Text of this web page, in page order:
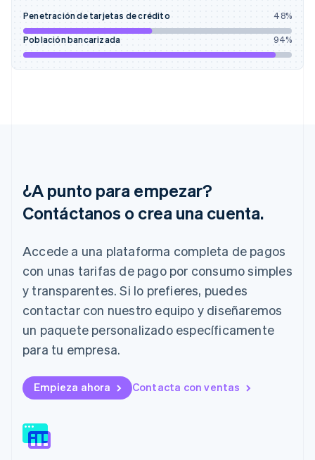
Penetración de tarjetas de crédito 48%
Población bancarizada 94%
¿A punto para empezar?
Contáctanos o crea una cuenta.
Accede a una plataforma completa de pagos
con unas tarifas de pago por consumo simples
y transparentes. Si lo prefieres, puedes
contactar con nuestro equipo y diseñaremos
un paquete personalizado específicamente
para tu empresa.
Empieza ahora Contacta con ventas
Finlandia
EnglishSvenska
Irlanda
English
Italia
Japón
English
Letonia
English
Liechtenstein
Lituania
English
FrançaisDeutschEnglish
Malasia
English
México